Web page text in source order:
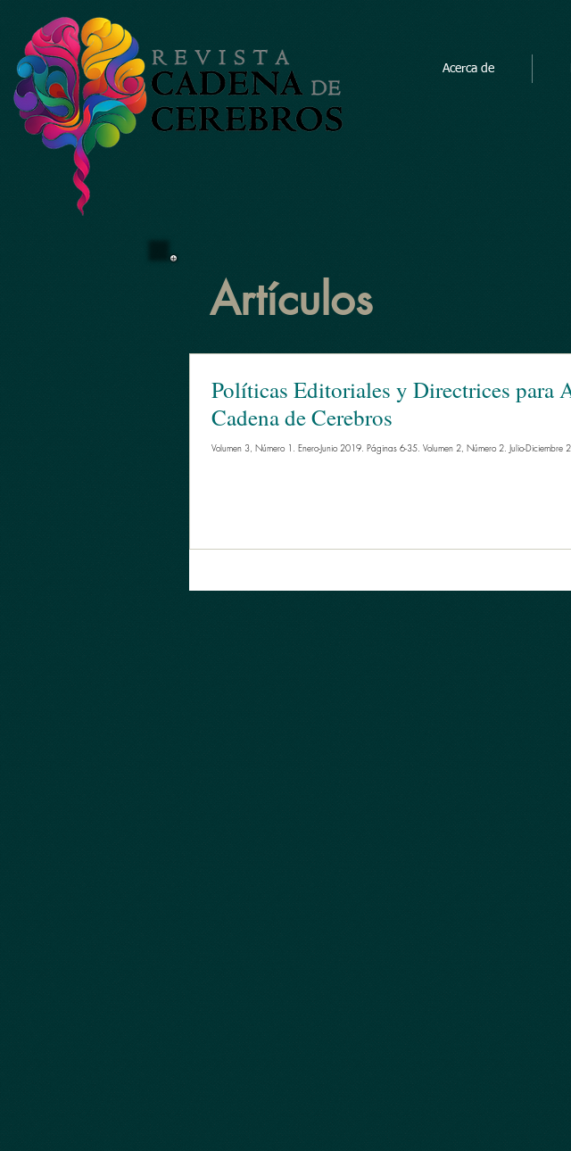
Acerca de
Artículos
Políticas Editoriales y Directrices para
Cadena de Cerebros
Volumen 3, Número 1. Enero-Junio 2019. Páginas 6-35. Volumen 2, Número 2. Julio-Diciembre